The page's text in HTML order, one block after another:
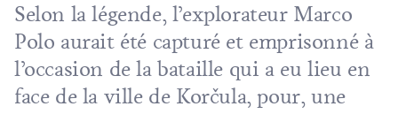
Selon la légende, l’explorateur Marco
Polo aurait été capturé et emprisonné à
l’occasion de la bataille qui a eu lieu en
face de la ville de Korčula, pour, une